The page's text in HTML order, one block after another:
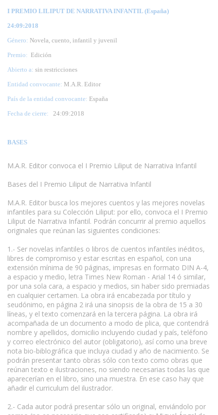
I PREMIO LILIPUT DE NARRATIVA INFANTIL (España)
24:09:2018
Género: Novela, cuento, infantil y juvenil
Premio: Edición
Abierto a: sin restricciones
Entidad convocante: M.A.R. Editor
País de la entidad convocante: España
Fecha de cierre: 24:09:2018
BASES
M.A.R. Editor convoca el I Premio Liliput de Narrativa Infantil
Bases del I Premio Liliput de Narrativa Infantil
M.A.R. Editor busca los mejores cuentos y las mejores novelas
infantiles para su Colección Liliput: por ello, convoca el I Premio
Liliput de Narrativa Infantil. Podrán concurrir al premio aquellos
originales que reúnan las siguientes condiciones:
1.- Ser novelas infantiles o libros de cuentos infantiles inéditos,
libres de compromiso y estar escritas en español, con una
extensión mínima de 90 páginas, impresas en formato DIN A-4,
a espacio y medio, letra Times New Roman - Arial 14 ó similar,
por una sola cara, a espacio y medios, sin haber sido premiadas
en cualquier certamen. La obra irá encabezada por título y
seudónimo, en página 2 irá una sinopsis de la obra de 15 a 30
líneas, y el texto comenzará en la tercera página. La obra irá
acompañada de un documento a modo de plica, que contendrá
nombre y apellidos, domicilio incluyendo ciudad y país, teléfono
y correo electrónico del autor (obligatorio), así como una breve
nota bio-biblográfica que incluya ciudad y año de nacimiento. Se
podrán presentar tanto obras sólo con texto como obras que
reúnan texto e ilustraciones, no siendo necesarias todas las que
aparecerían en el libro, sino una muestra. En ese caso hay que
añadir el curriculum del ilustrador.
2.- Cada autor podrá presentar sólo un original, enviándolo por